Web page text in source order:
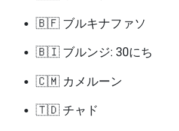
🇧🇫 ブルキナファソ
🇧🇮 ブルンジ: 30にち
🇨🇲 カメルーン
🇹🇩 チャド